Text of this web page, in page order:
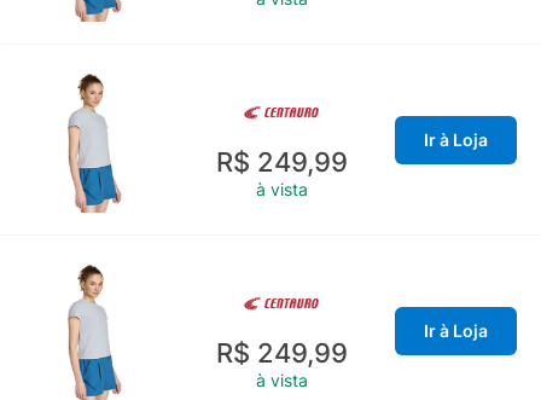
R$ 249,99
à vista
Ir à Loja
R$ 249,99
à vista
Ir à Loja